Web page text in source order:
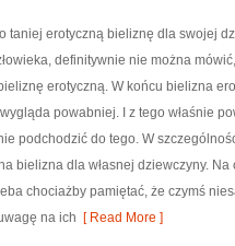
taniej erotyczną bieliznę dla swojej
definitywnie nie można
erotyczną. W końcu bielizna
powabniej. I z tego właśnie
podchodzić do tego. W
bielizna dla własnej dziewczyny.
chociażby pamiętać, że czymś
na ich [ Read More ]